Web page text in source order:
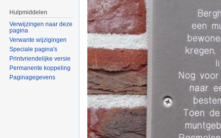
Hulpmiddelen
Verwijzingen naar deze
pagina
Verwante wijzigingen
Speciale pagina's
Printvriendelijke versie
Permanente koppeling
Paginagegevens